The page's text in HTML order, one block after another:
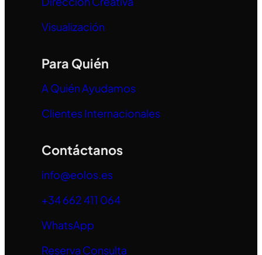
Visualización
Para Quién
A Quién Ayudamos
Clientes Internacionales
Contáctanos
info@eolos.es
+34 662 411 064
WhatsApp
Reserva Consulta